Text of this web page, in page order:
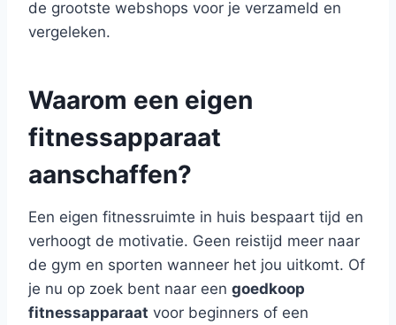
de grootste webshops voor je verzameld en
vergeleken.
Waarom een eigen
fitnessapparaat
aanschaffen?
Een eigen fitnessruimte in huis bespaart tijd en
verhoogt de motivatie. Geen reistijd meer naar
de gym en sporten wanneer het jou uitkomt. Of
je nu op zoek bent naar een goedkoop
fitnessapparaat voor beginners of een